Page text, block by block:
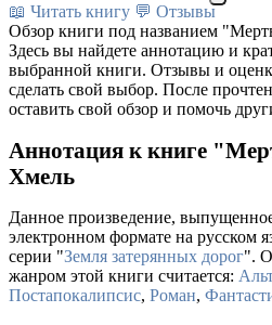
📖 Читать книгу 💬 Отзывы
Обзор книги под названием
Здесь вы найдете аннотацию и
выбранной книги. Отзывы и
сделать свой выбор. После
оставить свой обзор и помочь
Аннотация к книге
Хмель
Данное произведение,
электронном формате на русском
серии "Земля затерянных дорог".
жанром этой книги считается:
Постапокалипсис, Роман,